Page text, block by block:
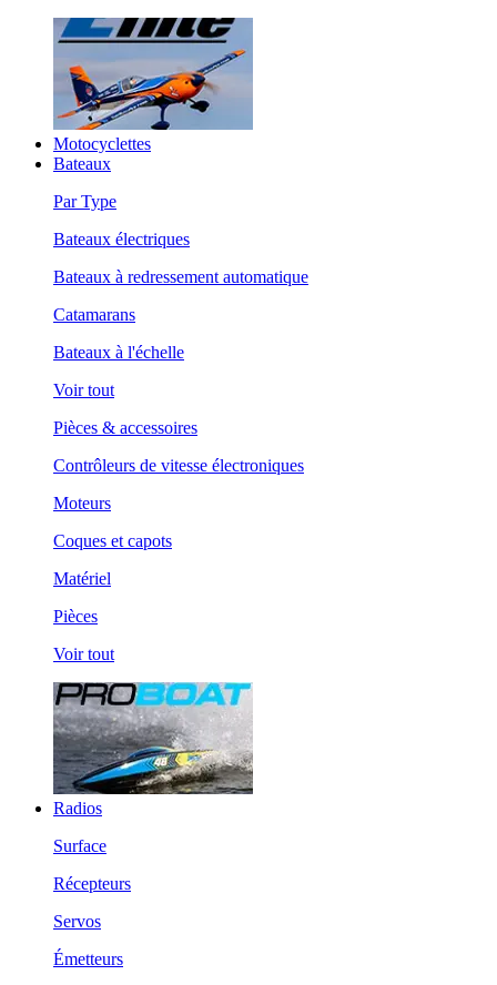
Motocyclettes
Bateaux
Par Type
Bateaux électriques
Bateaux à redressement automatique
Catamarans
Bateaux à l'échelle
Voir tout
Pièces & accessoires
Contrôleurs de vitesse électroniques
Moteurs
Coques et capots
Matériel
Pièces
Voir tout
Radios
Surface
Récepteurs
Servos
Émetteurs